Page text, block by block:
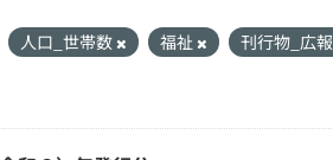
人口_世帯数 福祉
刊行物_広報